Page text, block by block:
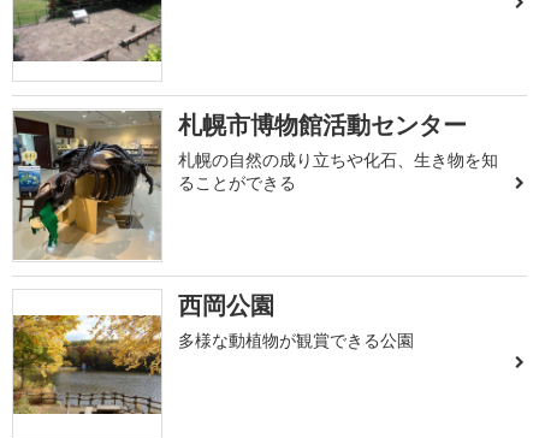
札幌市博物館活動センター
札幌の自然の成り立ちや化石、生き物を知
ることができる
西岡公園
多様な動植物が観賞できる公園